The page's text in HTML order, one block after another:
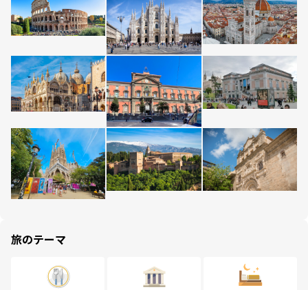
旅のテーマ